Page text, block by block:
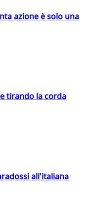
azione è solo una
tirando la corda
all'italiana